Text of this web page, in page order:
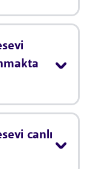
canlı